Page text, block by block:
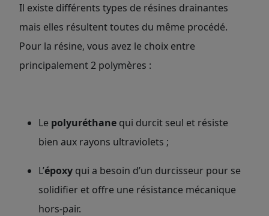
Il existe différents types de résines drainantes
mais elles résultent toutes du même procédé.
Pour la résine, vous avez le choix entre
principalement 2 polymères :
Le polyuréthane qui durcit seul et résiste
bien aux rayons ultraviolets ;
L’époxy qui a besoin d’un durcisseur pour se
solidifier et offre une résistance mécanique
hors-pair.